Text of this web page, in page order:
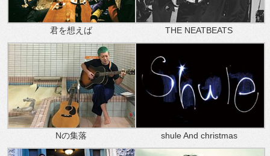
君を想えば THE NEATBEATS
Nの集落 shule And christmas